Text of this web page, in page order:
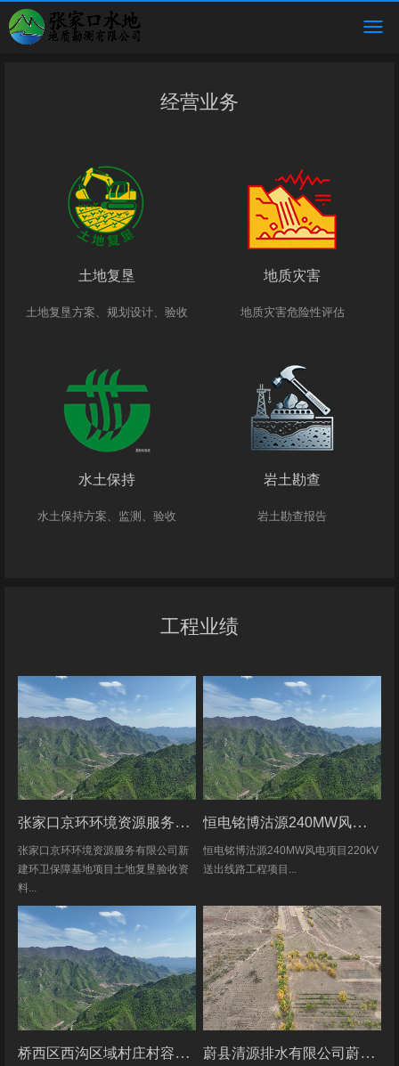
经营业务
土地复垦
土地复垦方案、规划设计、验收
地质灾害
地质灾害危险性评估
水土保持
水土保持方案、监测、验收
岩土勘查
岩土勘查报告
工程业绩
张家口京环环境资源服务有限公司新建环卫保障基地项目土地复垦验收资料
张家口京环环境资源服务有限公司新
建环卫保障基地项目土地复垦验收资
料...
恒电铭博沽源240MW风电项目220kV送出线路工程项目土地复垦验收资料
恒电铭博沽源240MW风电项目220kV
送出线路工程项目...
桥西区西沟区域村庄村容村貌改造提升及基础设施建设项目堆料场土地复垦验收资料 蔚县清源排水有限公司蔚县2016年度易地扶贫搬迁工程水土保持方案